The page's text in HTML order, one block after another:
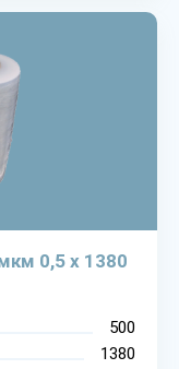
0,5 х 1380
500
1380